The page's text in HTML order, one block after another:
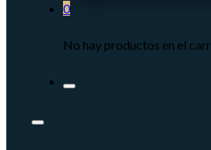
0
No hay productos en el